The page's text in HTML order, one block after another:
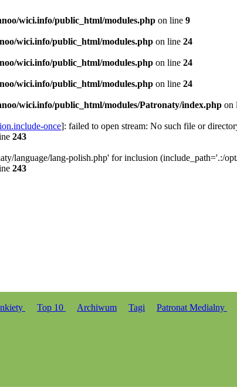
wici.info/public_html/modules.php on line 9
wici.info/public_html/modules.php on line 24
wici.info/public_html/modules.php on line 24
wici.info/public_html/modules.php on line 24
wici.info/public_html/modules/Patronaty/index.php on
once]: failed to open stream: No such file or
243
language/lang-polish.php' for inclusion (include_path='.:/
243
Top 10 Archiwum Tagi
Patronat Medialny